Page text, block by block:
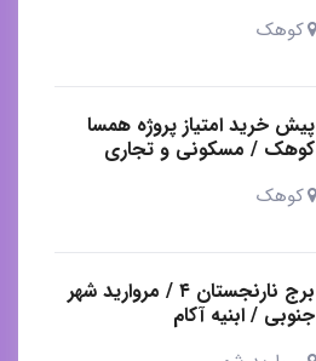
کوهک
پیش خرید امتیاز پروژه همسا
کوهک / مسکونی و تجاری
کوهک
برج نارنجستان ۴ / مروارید شهر
جنوبی / ابنیه آکام